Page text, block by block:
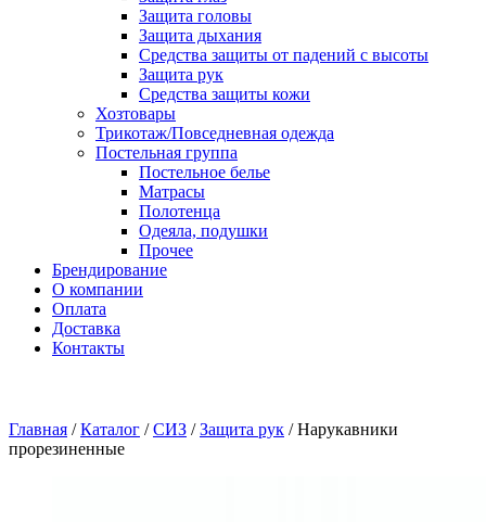
Защита головы
Защита дыхания
Средства защиты от падений с высоты
Защита рук
Средства защиты кожи
Хозтовары
Трикотаж/Повседневная одежда
Постельная группа
Постельное белье
Матрасы
Полотенца
Одеяла, подушки
Прочее
Брендирование
О компании
Оплата
Доставка
Контакты
Главная / Каталог / СИЗ / Защита рук / Нарукавники
прорезиненные